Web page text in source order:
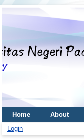
Home About
Login